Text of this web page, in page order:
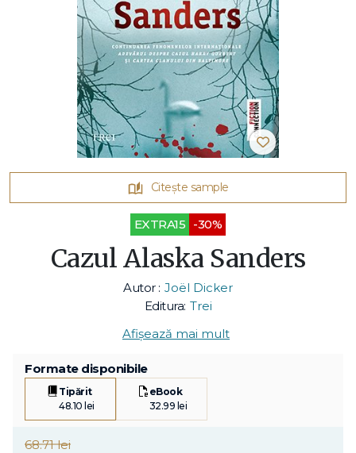
Citește sample
EXTRA15 -30%
Cazul Alaska Sanders
Autor : Joël Dicker
Editura: Trei
Afișează mai mult
Formate disponibile
Tipărit
48.10 lei
eBook
32.99 lei
68.71 lei